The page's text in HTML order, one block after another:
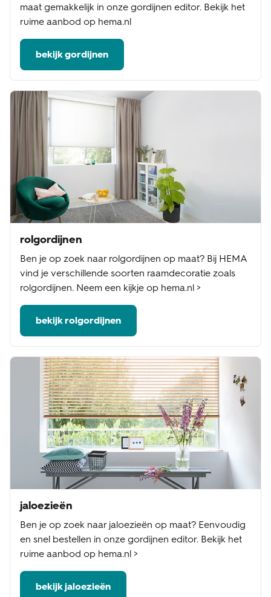
maat gemakkelijk in onze gordijnen editor. Bekijk het
ruime aanbod op hema.nl
bekijk gordijnen
rolgordijnen
Ben je op zoek naar rolgordijnen op maat? Bij HEMA
vind je verschillende soorten raamdecoratie zoals
rolgordijnen. Neem een kijkje op hema.nl >
bekijk rolgordijnen
jaloezieën
Ben je op zoek naar jaloezieën op maat? Eenvoudig
en snel bestellen in onze gordijnen editor. Bekijk het
ruime aanbod op hema.nl >
bekijk jaloezieën